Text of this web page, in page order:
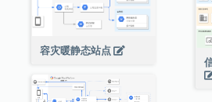
容灾暖静态站点